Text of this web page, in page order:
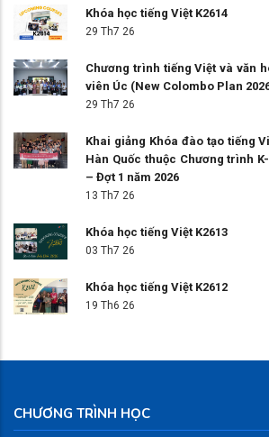
Khóa học tiếng Việt K2614
29 Th7 26
Chương trình tiếng Việt và văn
viên Úc (New Colombo Plan
29 Th7 26
Khai giảng Khóa đào tạo tiếng
Hàn Quốc thuộc Chương trình
– Đợt 1 năm 2026
13 Th7 26
Khóa học tiếng Việt K2613
03 Th7 26
Khóa học tiếng Việt K2612
19 Th6 26
CHƯƠNG TRÌNH HỌC